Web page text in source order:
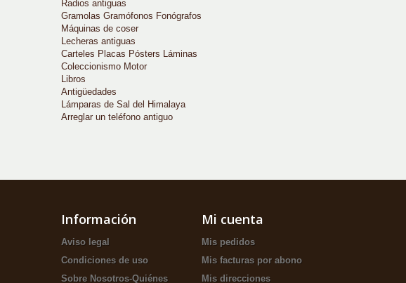
Radios antiguas
Gramolas Gramófonos Fonógrafos
Máquinas de coser
Lecheras antiguas
Carteles Placas Pósters Láminas
Coleccionismo Motor
Libros
Antigüedades
Lámparas de Sal del Himalaya
Arreglar un teléfono antiguo
Información
Aviso legal
Condiciones de uso
Sobre Nosotros-Quiénes
Mi cuenta
Mis pedidos
Mis facturas por abono
Mis direcciones